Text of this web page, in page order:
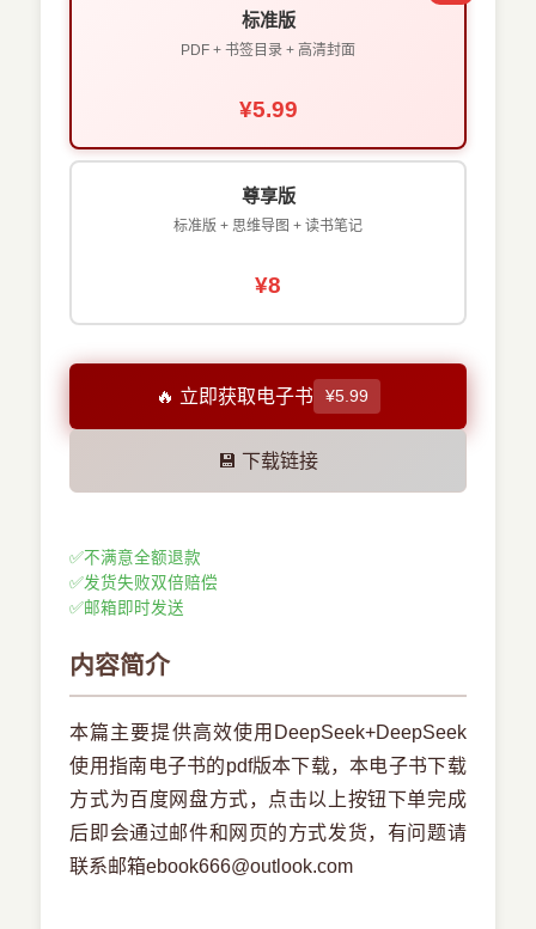
标准版
PDF + 书签目录 + 高清封面
¥5.99
尊享版
标准版 + 思维导图 + 读书笔记
¥8
🔥 立即获取电子书 ¥5.99
💾 下载链接
✅不满意全额退款
✅发货失败双倍赔偿
✅邮箱即时发送
内容简介
本篇主要提供高效使用DeepSeek+DeepSeek
使用指南电子书的pdf版本下载，本电子书下载
方式为百度网盘方式，点击以上按钮下单完成
后即会通过邮件和网页的方式发货，有问题请
联系邮箱ebook666@outlook.com